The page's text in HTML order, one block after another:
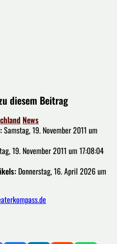
diesem Beitrag
News
Samstag, 19. November 2011 um
19. November 2011 um 17:08:04
Donnerstag, 16. April 2026 um